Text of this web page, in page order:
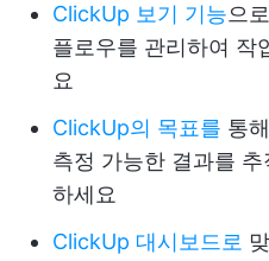
ClickUp 보기 기능으
플로우를 관리하여 작
요
ClickUp의 목표를 통
측정 가능한 결과를
하세요
ClickUp 대시보드로